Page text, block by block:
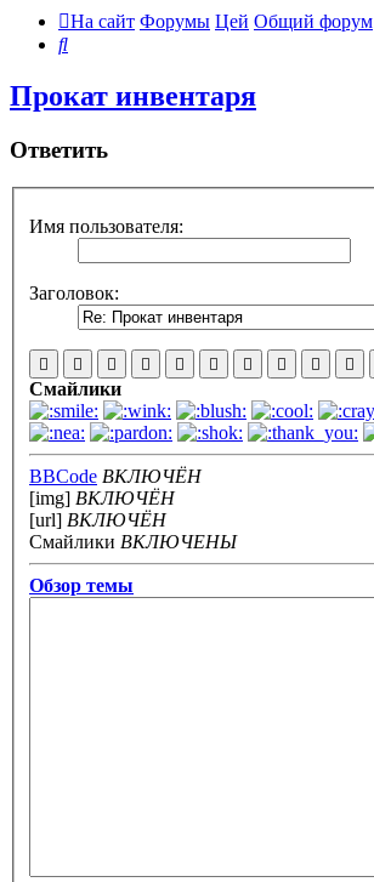
На сайт Форумы Цей Общий форум
Поиск
Прокат инвентаря
Ответить
Имя пользователя:
Заголовок:
Смайлики
BBCode ВКЛЮЧЁН
[img] ВКЛЮЧЁН
[url] ВКЛЮЧЁН
Смайлики ВКЛЮЧЕНЫ
Обзор темы